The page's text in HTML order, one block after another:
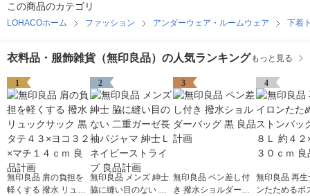
この商品のカテゴリ
LOHACOホーム ファッション アンダーウェア・ルームウェア 下着
衣料品・服飾雑貨（無印良品）の人気ランキング もっと見る
1
無印良品 肩の負担を
軽くする 撥水 リュッ
2
無印良品 メンズ 紳士
脇に縫い目のない 二
3
無印良品 ペン差し付
き 撥水ショルダーバ
4
無印良品 再生
ンたためるボ